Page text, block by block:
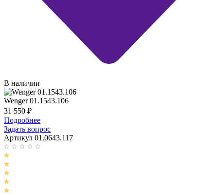
В наличии
Wenger 01.1543.106
31 550 ₽
Подробнее
Задать вопрос
Артикул 01.0643.117